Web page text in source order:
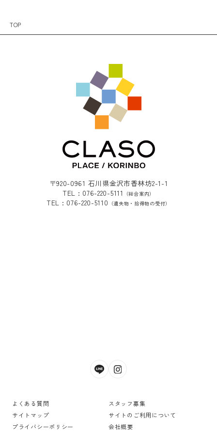
TOP
〒920-0961 石川県金沢市香林坊2-1-1
TEL : 076-220-5111
（総合案内）
TEL : 076-220-5110 （遺失物・拾得物の受付）
よくある質問
スタッフ募集
サイトマップ
サイトのご利用について
プライバシーポリシー
会社概要